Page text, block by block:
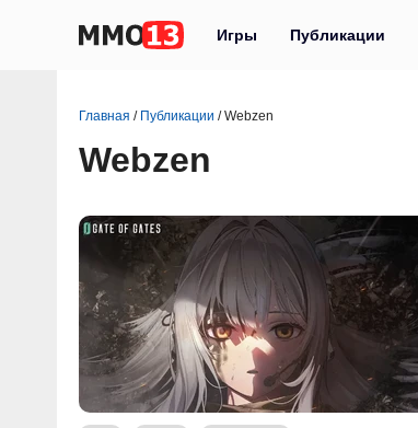
Игры Публикации
Главная / Публикации /Webzen
Webzen